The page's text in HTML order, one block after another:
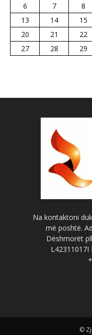
6
7 8
13
14 15
20
21 22
27
28 29
Na kontaktoni
më poshtë.
Dëshmorët
L42311017I
©